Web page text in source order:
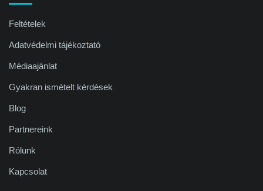
Feltételek
Adatvédelmi tájékoztató
Médiaajánlat
Gyakran ismételt kérdések
Blog
Partnereink
Rólunk
Kapcsolat